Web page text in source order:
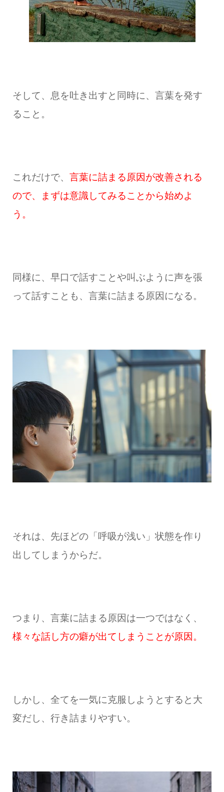
そして、息を吐き出すと同時に、言葉を発す
ること。
これだけで、 言葉に詰まる原因が改善される
ので、まずは意識してみることから始めよ
う。
同様に、早口で話すことや叫ぶように声を張
って話すことも、言葉に詰まる原因になる。
それは、先ほどの「呼吸が浅い」状態を作り
出してしまうからだ。
つまり、言葉に詰まる原因は一つではなく、
様々な話し方の癖が出てしまうことが原因。
しかし、全てを一気に克服しようとすると大
変だし、行き詰まりやすい。